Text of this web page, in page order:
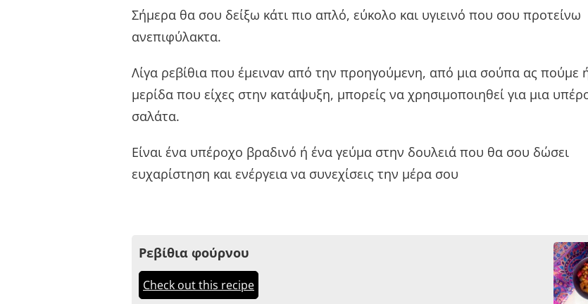
Σήμερα θα σου δείξω κάτι πιο απλό, εύκολο και υγιεινό που σου προτείνω
ανεπιφύλακτα.
Λίγα ρεβίθια που έμειναν από την προηγούμενη, από μια σούπα ας πούμε
μερίδα που είχες στην κατάψυξη, μπορείς να χρησιμοποιηθεί για μια
σαλάτα.
Είναι ένα υπέροχο βραδινό ή ένα γεύμα στην δουλειά που θα σου δώσει
ευχαρίστηση και ενέργεια να συνεχίσεις την μέρα σου
Ρεβίθια φούρνου
Check out this recipe